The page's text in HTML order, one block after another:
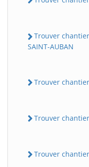
Trouver chantier
SAINT-AUBAN
Trouver
Trouver chantier
Trouver chantier